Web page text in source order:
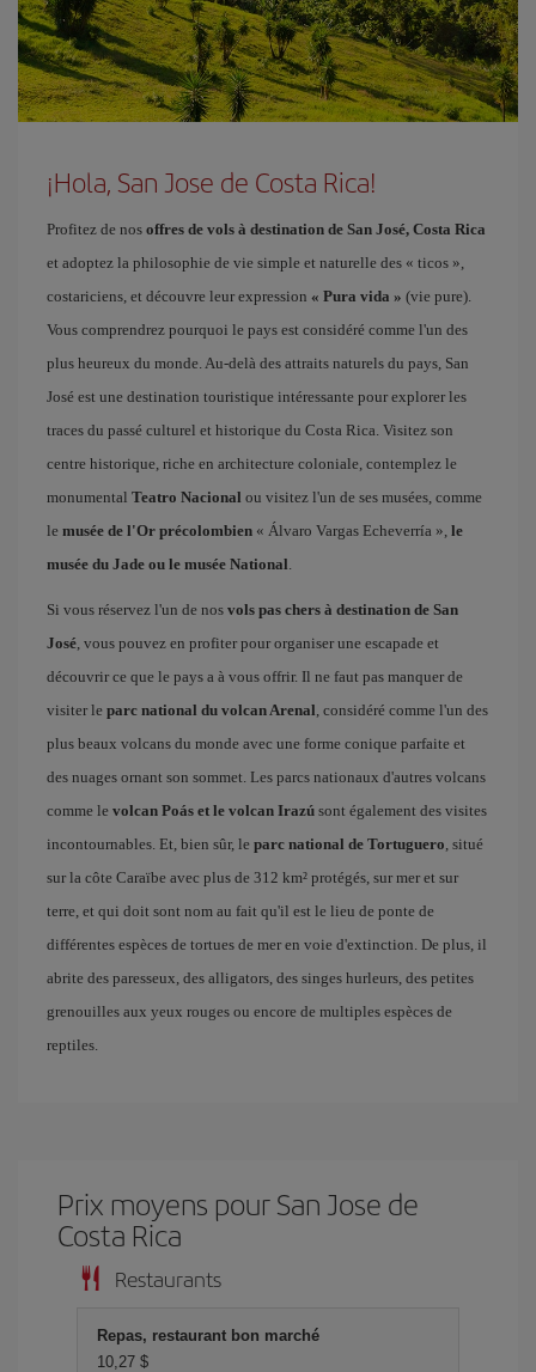
¡Hola, San Jose de Costa Rica!
Profitez de nos offres de vols à destination de San José, Costa Rica
et adoptez la philosophie de vie simple et naturelle des « ticos »,
costariciens, et découvre leur expression « Pura vida » (vie pure).
Vous comprendrez pourquoi le pays est considéré comme l'un des
plus heureux du monde. Au-delà des attraits naturels du pays, San
José est une destination touristique intéressante pour explorer les
traces du passé culturel et historique du Costa Rica. Visitez son
centre historique, riche en architecture coloniale, contemplez le
monumental Teatro Nacional ou visitez l'un de ses musées, comme
le musée de l'Or précolombien « Álvaro Vargas Echeverría », le
musée du Jade ou le musée National.
Si vous réservez l'un de nos vols pas chers à destination de San
José, vous pouvez en profiter pour organiser une escapade et
découvrir ce que le pays a à vous offrir. Il ne faut pas manquer de
visiter le parc national du volcan Arenal, considéré comme l'un des
plus beaux volcans du monde avec une forme conique parfaite et
des nuages ornant son sommet. Les parcs nationaux d'autres volcans
comme le volcan Poás et le volcan Irazú sont également des visites
incontournables. Et, bien sûr, le parc national de Tortuguero, situé
sur la côte Caraïbe avec plus de 312 km² protégés, sur mer et sur
terre, et qui doit sont nom au fait qu'il est le lieu de ponte de
différentes espèces de tortues de mer en voie d'extinction. De plus, il
abrite des paresseux, des alligators, des singes hurleurs, des petites
grenouilles aux yeux rouges ou encore de multiples espèces de
reptiles.
Prix ​​moyens pour San Jose de
Costa Rica
Restaurants
Repas, restaurant bon marché
10,27 $